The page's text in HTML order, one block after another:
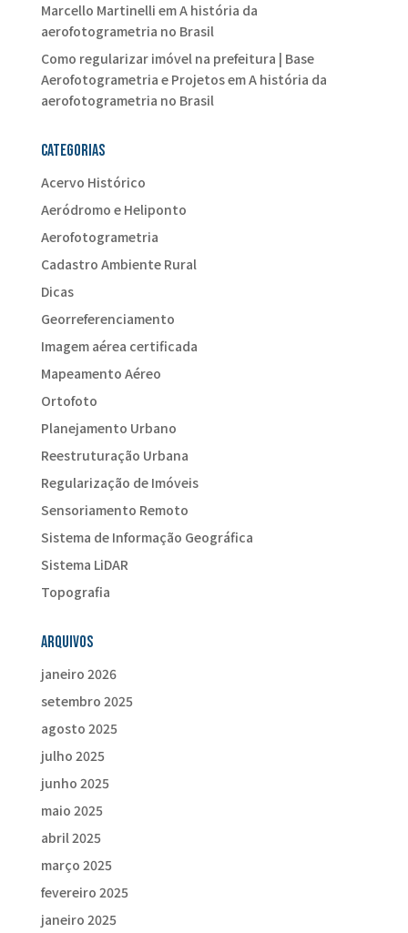
Marcello Martinelli emA história da
aerofotogrametria no Brasil
Como regularizar imóvel na prefeitura | Base
Aerofotogrametria e ProjetosemA história da
aerofotogrametria no Brasil
Categorias
Acervo Histórico
Aeródromo e Heliponto
Aerofotogrametria
Cadastro Ambiente Rural
Dicas
Georreferenciamento
Imagem aérea certificada
Mapeamento Aéreo
Ortofoto
Planejamento Urbano
Reestruturação Urbana
Regularização de Imóveis
Sensoriamento Remoto
Sistema de Informação Geográfica
Sistema LiDAR
Topografia
Arquivos
janeiro 2026
setembro 2025
agosto 2025
julho 2025
junho 2025
maio 2025
abril 2025
março 2025
fevereiro 2025
janeiro 2025